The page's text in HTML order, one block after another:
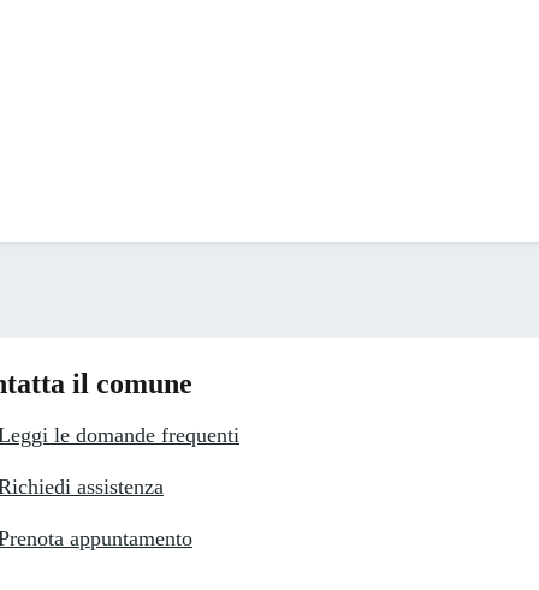
il comune
le domande frequenti
assistenza
appuntamento